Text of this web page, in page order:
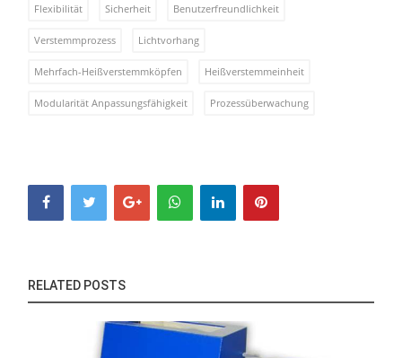
Flexibilität Sicherheit Benutzerfreundlichkeit
Verstemmprozess Lichtvorhang
Mehrfach-Heißverstemmköpfen Heißverstemmeinheit
Modularität Anpassungsfähigkeit Prozessüberwachung
RELATED POSTS